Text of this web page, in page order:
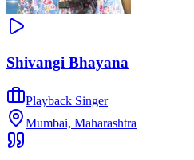
Shivangi Bhayana
Playback Singer
Mumbai, Maharashtra